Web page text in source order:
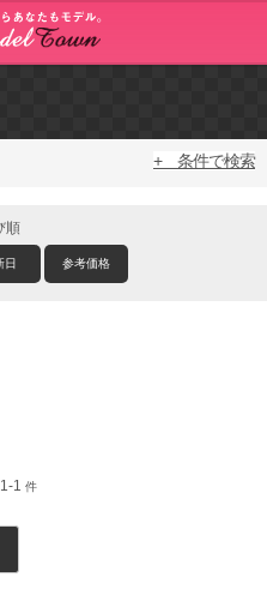
+ 条件で検索
順
日 参考価格
1-1 件